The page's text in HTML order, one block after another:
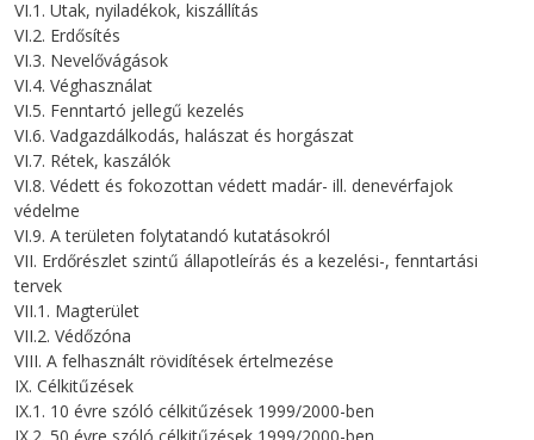
VI.1. Utak, nyiladékok, kiszállítás
VI.2. Erdősítés
VI.3. Nevelővágások
VI.4. Véghasználat
VI.5. Fenntartó jellegű kezelés
VI.6. Vadgazdálkodás, halászat és horgászat
VI.7. Rétek, kaszálók
VI.8. Védett és fokozottan védett madár- ill. denevérfajok
védelme
VI.9. A területen folytatandó kutatásokról
VII. Erdőrészlet szintű állapotleírás és a kezelési-, fenntartási
tervek
VII.1. Magterület
VII.2. Védőzóna
VIII. A felhasznált rövidítések értelmezése
IX. Célkitűzések
IX.1. 10 évre szóló célkitűzések 1999/2000-ben